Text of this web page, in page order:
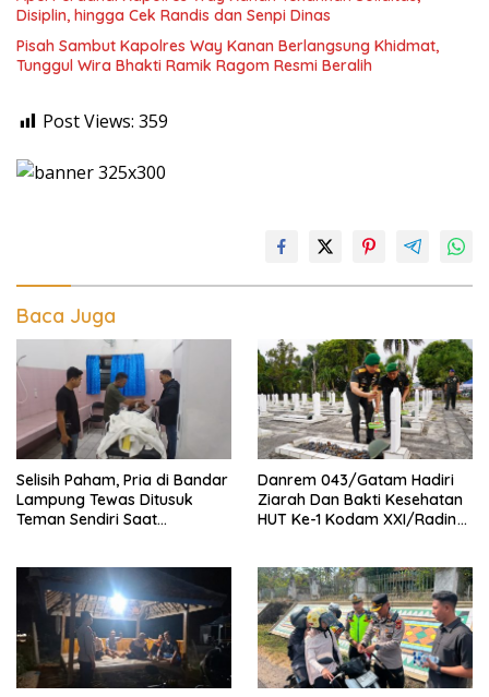
Disiplin, hingga Cek Randis dan Senpi Dinas
Pisah Sambut Kapolres Way Kanan Berlangsung Khidmat,
Tunggul Wira Bhakti Ramik Ragom Resmi Beralih
Post Views: 359
Baca Juga
Selisih Paham, Pria di Bandar
Lampung Tewas Ditusuk
Teman Sendiri Saat
Danrem 043/Gatam Hadiri
Ziarah Dan Bakti Kesehatan
HUT Ke-1 Kodam XXI/Radin